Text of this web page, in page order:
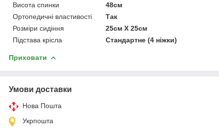
Висота спинки
48см
Ортопедичні властивості
Так
Розміри сидіння
25см Х 25см
Підстава крісла
Стандартне (4 ніжки)
Приховати
Умови доставки
Нова Пошта
Укрпошта